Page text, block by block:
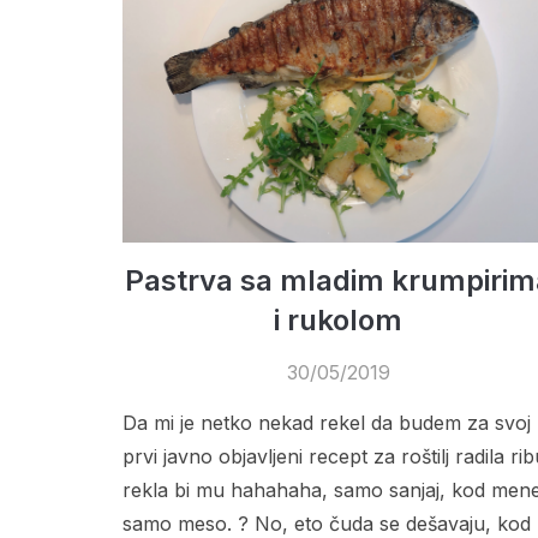
Pastrva sa mladim
i rukolom
30/05/2019
Da mi je netko nekad rekel da budem za svoj
prvi javno objavljeni recept za roštilj radila
rekla bi mu hahahaha, samo sanjaj, kod
samo meso. ? No, eto čuda se dešavaju, kod